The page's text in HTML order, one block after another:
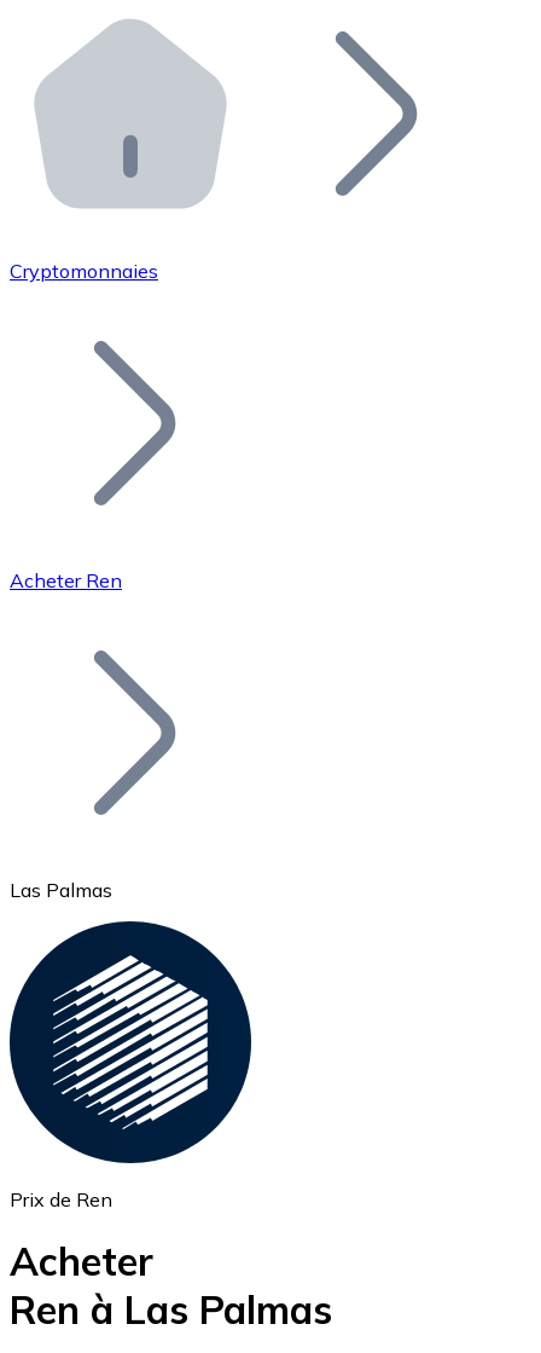
Distributeurs automatiques Bitnovo
Intégrez un ATM Bitnovo dans votre entreprise et
API Bitnovo
Intégrez notre API dans votre écosystème.
Rejoignez notre réseau de distributeurs et
Ajoutez le token de votre projet à notre service
Bitcoin
Ethereum
ETH
Cryptomonnaies
Acheter Ren
Las Palmas
Prix de Ren
Acheter
Ren à Las Palmas